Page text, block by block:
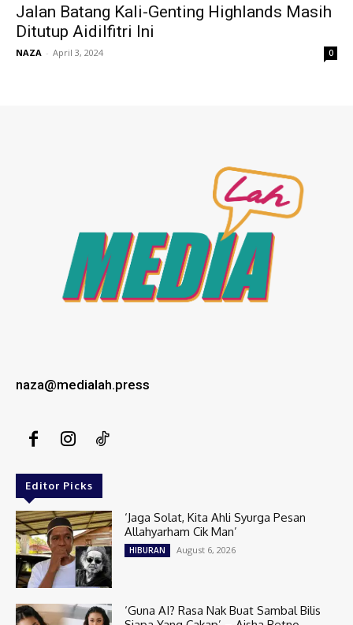
Jalan Batang Kali-Genting Highlands Masih
Ditutup Aidilfitri Ini
NAZA - April 3, 2024 0
naza@medialah.press
Editor Picks
‘Jaga Solat, Kita Ahli Syurga Pesan
Allahyarham Cik Man’
HIBURAN August 6, 2026
‘Guna AI? Rasa Nak Buat Sambal Bilis